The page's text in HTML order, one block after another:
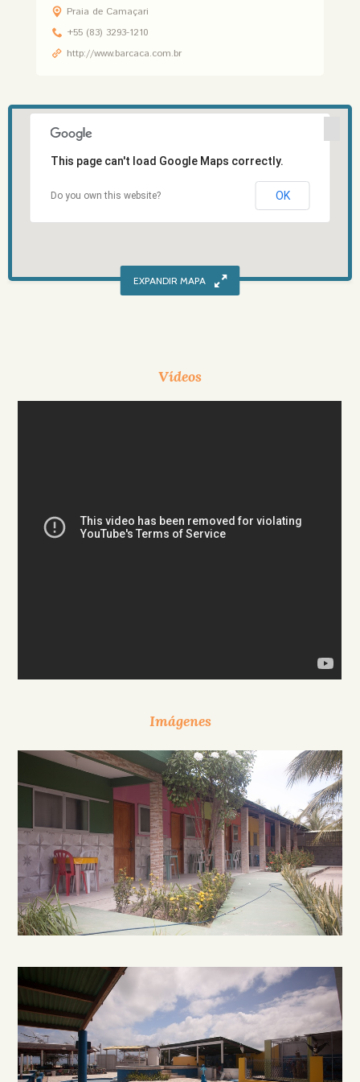
Praia de Camaçari
+55 (83) 3293-1210
http://www.barcaca.com.br
This page can't load Google Maps correctly.
Do you own this website? OK
Vídeos
Imágenes